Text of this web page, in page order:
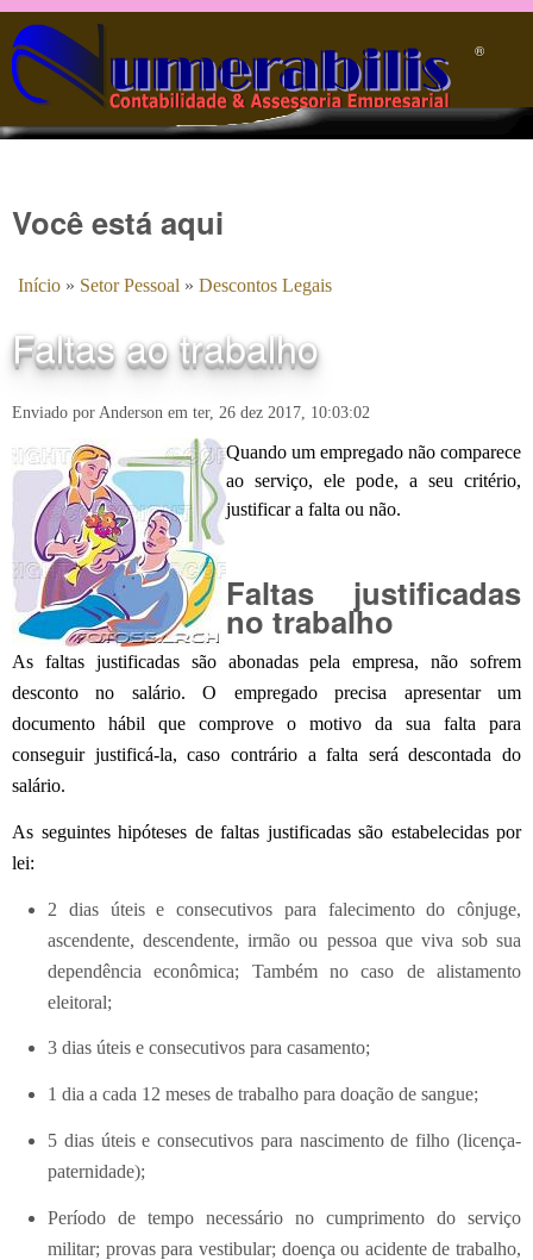
Pular para o conteúdo principal
®️
Você está aqui
Início » Setor Pessoal » Descontos Legais
Faltas ao trabalho
Enviado por Anderson em ter, 26 dez 2017, 10:03:02
Quando um empregado não comparece
ao serviço, ele pode, a seu critério,
justificar a falta ou não.
Faltas justificadas
no trabalho
As faltas justificadas são abonadas pela empresa, não sofrem
desconto no salário. O empregado precisa apresentar um
documento hábil que comprove o motivo da sua falta para
conseguir justificá-la, caso contrário a falta será descontada do
salário.
As seguintes hipóteses de faltas justificadas são estabelecidas por
lei:
2 dias úteis e consecutivos para falecimento do cônjuge,
ascendente, descendente, irmão ou pessoa que viva sob sua
dependência econômica; Também no caso de alistamento
eleitoral;
3 dias úteis e consecutivos para casamento;
1 dia a cada 12 meses de trabalho para doação de sangue;
5 dias úteis e consecutivos para nascimento de filho (licença-
paternidade);
Período de tempo necessário no cumprimento do serviço
militar; provas para vestibular; doença ou acidente de trabalho,